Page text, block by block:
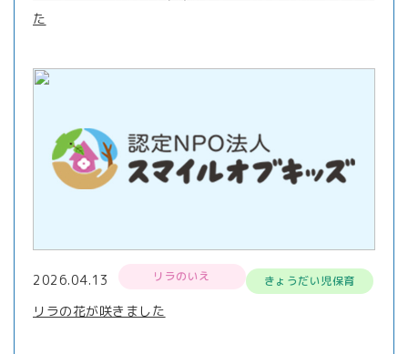
た
2026.04.13 リラのいえ きょうだい児保育
リラの花が咲きました